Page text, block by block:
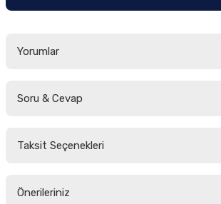
Yorumlar
Soru & Cevap
Taksit Seçenekleri
Önerileriniz